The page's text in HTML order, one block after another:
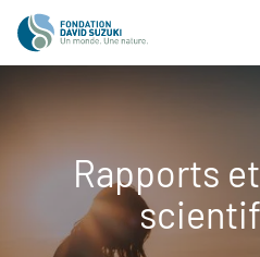
Rapports